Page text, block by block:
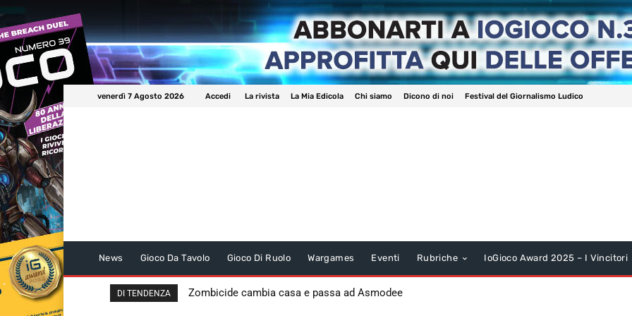
venerdì 7 Agosto 2026 Accedi La rivista La Mia Edicola Chi siamo Dicono di noi Festival del Giornalismo Ludico
News Gioco Da Tavolo Gioco Di Ruolo Wargames Eventi Rubriche IoGioco Award 2025 – I Vincitori
DI TENDENZA Zombicide cambia casa e passa ad Asmodee